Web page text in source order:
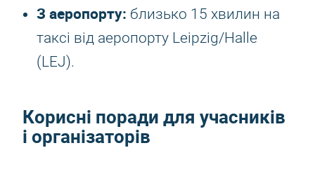
З аеропорту: близько 15 хвилин на
таксі від аеропорту Leipzig/Halle
(LEJ).
Корисні поради для учасників
і організаторів